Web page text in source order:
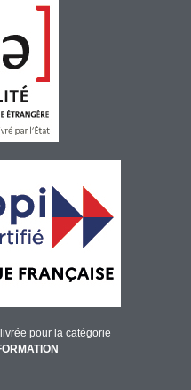
pour la catégorie